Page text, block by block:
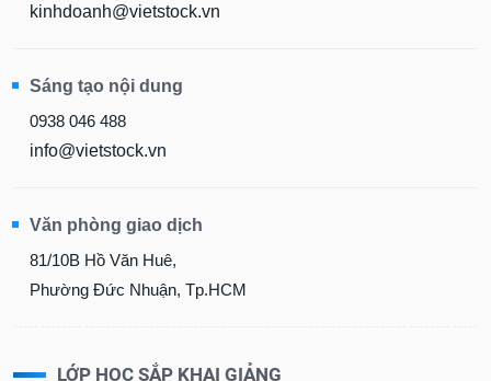
kinhdoanh@vietstock.vn
Sáng tạo nội dung
0938 046 488
info@vietstock.vn
Văn phòng giao dịch
81/10B Hồ Văn Huê,
Phường Đức Nhuận, Tp.HCM
LỚP HỌC SẮP KHAI GIẢNG